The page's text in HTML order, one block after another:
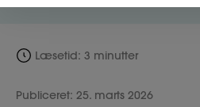
Ase Selvstændig
Dokumenter.dk
Læsetid: 3 minutter
Publiceret: 25. marts 2026